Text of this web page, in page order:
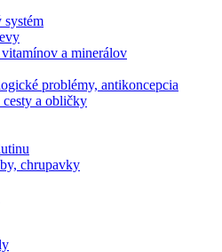
a minerálov
problémy, antikoncepcia
a obličky
chrupavky